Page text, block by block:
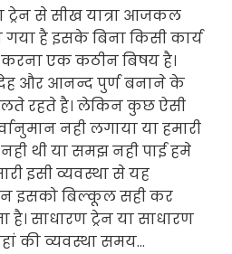
ट्रेन से सीख यात्रा आजकल
है इसके बिना किसी कार्य
एक कठीन बिषय है।
और आनन्द पुर्ण बनाने के
रहते है। लेकिन कुछ ऐसी
नही लगाया या हमारी
थी या समझ नही पाई हमे
इसी व्यवस्था से यह
इसको बिल्कूल सही कर
है। साधारण ट्रेन या साधारण
की व्यवस्था समय…